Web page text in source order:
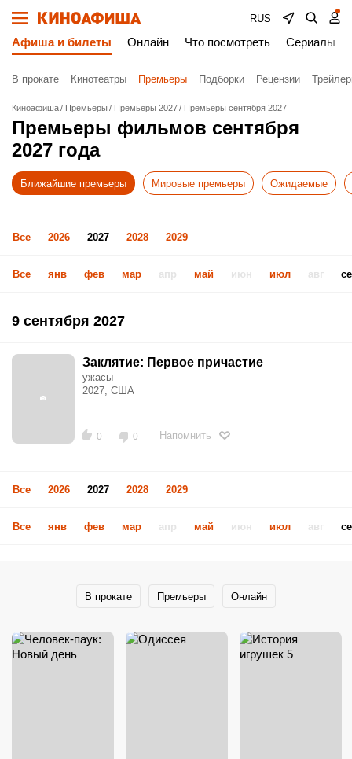
RUS
Афиша и билеты Онлайн Что посмотреть Сериалы
В прокате Кинотеатры Премьеры Подборки Рецензии
Киноафиша Премьеры Премьеры 2027 Премьеры сентября 2027
Премьеры фильмов сентября
2027 года
Ближайшие премьеры Мировые премьеры Ожидаемые
Все 2026 2027 2028 2029
Все янв фев мар апр май июн июл авг
9 сентября 2027
Заклятие: Первое причастие
ужасы
2027, США
0 0 Напомнить
Все 2026 2027 2028 2029
Все янв фев мар апр май июн июл авг
В прокате Премьеры Онлайн